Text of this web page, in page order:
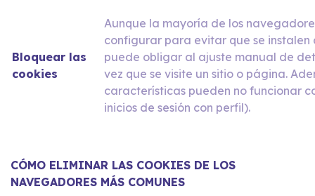
Bloquear las
cookies
Aunque la mayoría de los
configurar para evitar que se instalen
puede obligar al ajuste manual de
vez que se visite un sitio o página.
características pueden no funcionar
inicios de sesión con perfil).
CÓMO ELIMINAR LAS COOKIES DE LOS
NAVEGADORES MÁS COMUNES